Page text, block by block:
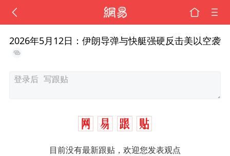
2026年5月12日：伊朗导弹与快艇强硬反击美以空袭
目前没有最新跟贴，欢迎您发表观点